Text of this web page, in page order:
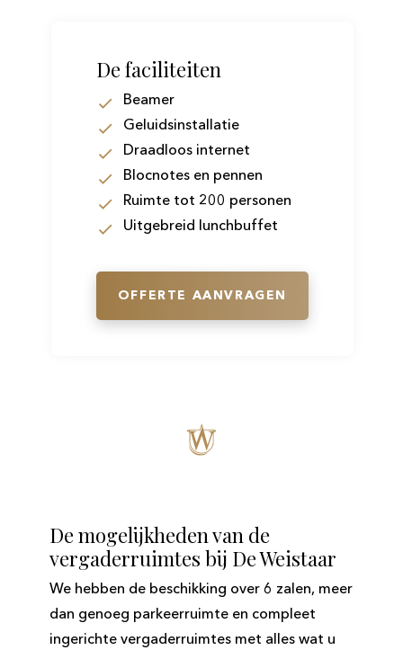
De faciliteiten
Beamer
Geluidsinstallatie
Draadloos internet
Blocnotes en pennen
Ruimte tot 200 personen
Uitgebreid lunchbuffet
OFFERTE AANVRAGEN
De mogelijkheden van de
vergaderruimtes bij De Weistaar
We hebben de beschikking over 6 zalen, meer
dan genoeg parkeerruimte en compleet
ingerichte vergaderruimtes met alles wat u